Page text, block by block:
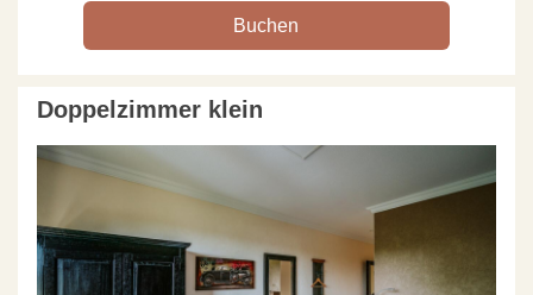
Doppelzimmer klein
Previous